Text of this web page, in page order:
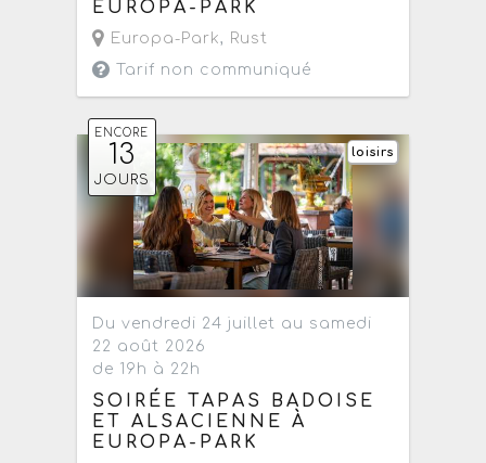
EUROPA-PARK
Europa-Park, Rust
Tarif non communiqué
ENCORE
13
JOURS
loisirs
Du vendredi 24 juillet au samedi
22 août 2026
de 19h à 22h
SOIRÉE TAPAS BADOISE
ET ALSACIENNE À
EUROPA-PARK